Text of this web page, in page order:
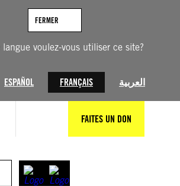
voulez-vous utiliser ce site?
ESPAÑOL FRANÇAIS العربية
FERMER
FAITES UN DON